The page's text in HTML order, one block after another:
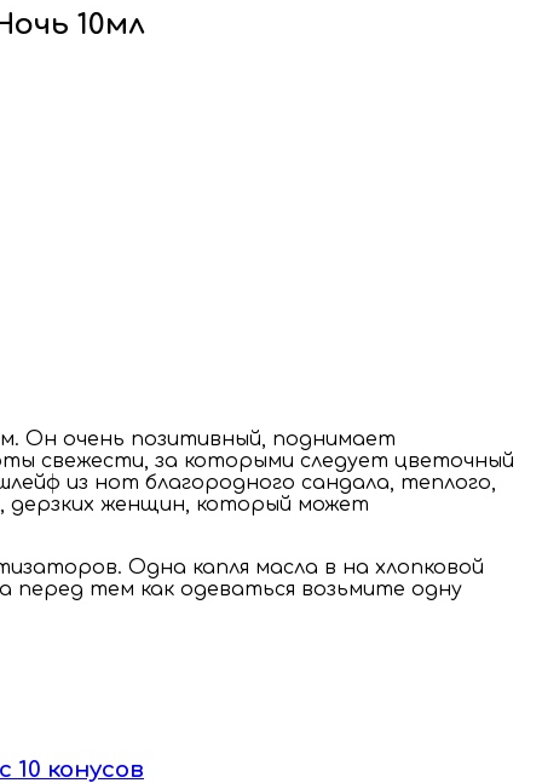
10мл
Он очень позитивный, поднимает
свежести, за которыми следует цветочный
из нот благородного сандала, теплого,
дерзких женщин, который может
Одна капля масла в на хлопковой
перед тем как одеваться возьмите одну
конусов